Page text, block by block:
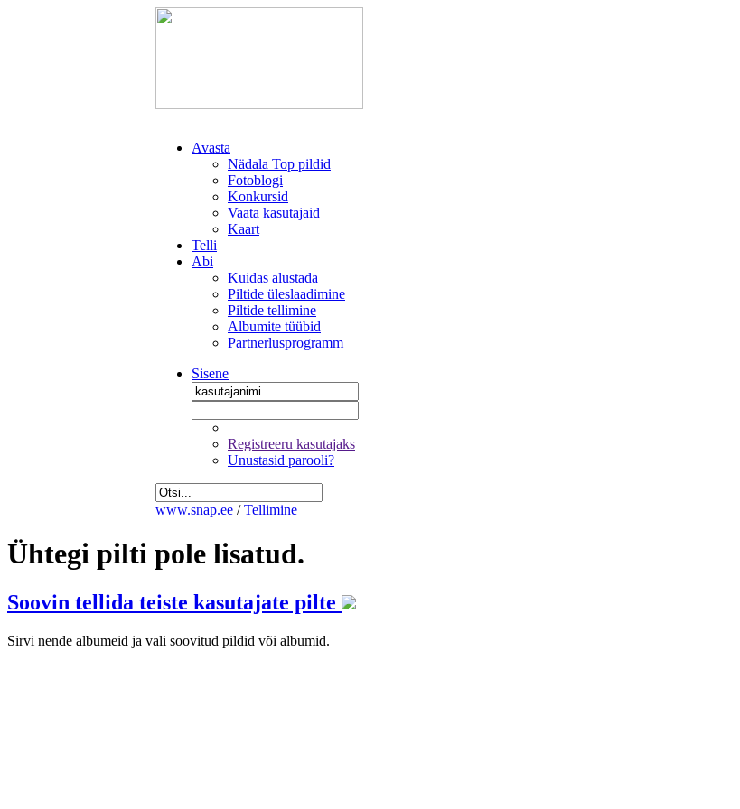
Avasta
Nädala Top pildid
Fotoblogi
Konkursid
Vaata kasutajaid
Kaart
Telli
Abi
Kuidas alustada
Piltide üleslaadimine
Piltide tellimine
Albumite tüübid
Partnerlusprogramm
Sisene
Registreeru kasutajaks
Unustasid parooli?
www.snap.ee / Tellimine
Ühtegi pilti pole lisatud.
Soovin tellida teiste kasutajate pilte
Sirvi nende albumeid ja vali soovitud pildid või albumid.